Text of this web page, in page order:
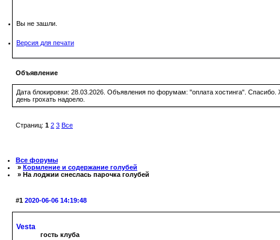
Вы не зашли.
Версия для печати
Объявление
Дата блокировки: 28.03.2026. Объявления по форумам: "оплата хостинга".
день грохать надоело.
Страниц: 1 2 3 Все
Все форумы
» Кормление и содержание голубей
» На лоджии снеслась парочка голубей
#1 2020-06-06 14:19:48
Vesta
гость клуба